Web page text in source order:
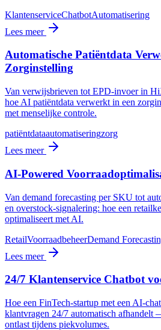
KlantenserviceChatbotAutomatisering
Lees meer
Automatische Patiëntdata
Zorginstelling
Van verwijsbrieven tot EPD-invoer in
hoe AI patiëntdata verwerkt in een
met menselijke controle.
patiëntdataautomatiseringzorg
Lees meer
AI-Powered
Van demand forecasting per SKU tot
en overstock-signalering: hoe een
optimaliseert met AI.
RetailVoorraadbeheerDemand
Lees meer
24/7 Klantenservice Chatbot
Hoe een FinTech-startup met een AI-
klantvragen 24/7 automatisch afhandelt
ontlast tijdens piekvolumes.